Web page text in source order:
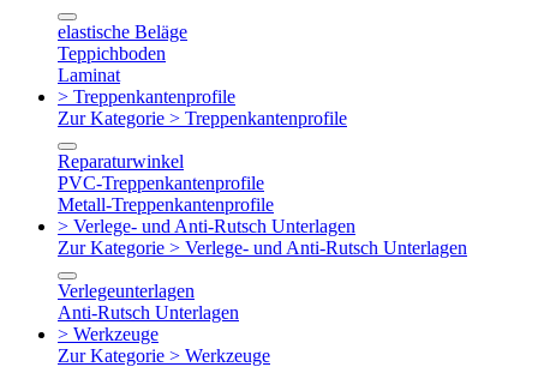
elastische Beläge
Teppichboden
Laminat
> Treppenkantenprofile
Zur Kategorie > Treppenkantenprofile
Reparaturwinkel
PVC-Treppenkantenprofile
Metall-Treppenkantenprofile
> Verlege- und Anti-Rutsch Unterlagen
Zur Kategorie > Verlege- und Anti-Rutsch Unterlagen
Verlegeunterlagen
Anti-Rutsch Unterlagen
> Werkzeuge
Zur Kategorie > Werkzeuge